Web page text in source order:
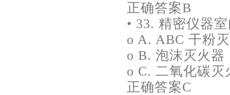
正确答案B
• 33. 精密仪器
o A. ABC 干粉
o B. 泡沫灭火器
o C. 二氧化碳灭
正确答案C